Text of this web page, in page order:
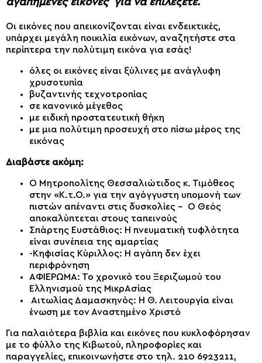
αγαπημένες εικόνες για να επιλέξετε.
Οι εικόνες που απεικονίζονται είναι ενδεικτικές,
υπάρχει μεγάλη ποικιλία εικόνων, αναζητήστε στα
περίπτερα την πολύτιμη εικόνα για εσάς!
όλες οι εικόνες είναι ξύλινες με ανάγλυφη
χρυσοτυπία
βυζαντινής τεχνοτροπίας
σε κανονικό μέγεθος
με ειδική προστατευτική θήκη
με μια πολύτιμη προσευχή στο πίσω μέρος της
εικόνας
Διαβάστε ακόμη:
Ο Μητροπολίτης Θεσσαλιώτιδος κ. Τιμόθεος
στην «Κ.τ.Ο.» για την αγόγγυστη υπομονή των
πιστών απέναντι στις δυσκολίες – Ο Θεός
αποκαλύπτεται στους ταπεινούς
Σπάρτης Ευστάθιος: Η πνευματική τυφλότητα
είναι συνέπεια της αμαρτίας
-Κηφισίας Κύριλλος: Η αγάπη δεν έχει
περιφρόνηση
ΑΦΙΕΡΩΜΑ: Το χρονικό του Ξεριζωμού του
Ελληνισμού της ΜικρΑσίας
Αιτωλίας Δαμασκηνός: Η Θ. Λειτουργία είναι
ένωση με τον Αναστημένο Χριστό
Για παλαιότερα βιβλία και εικόνες που κυκλοφόρησαν
με το φύλλο της Κιβωτού, πληροφορίες και
παραγγελίες, επικοινωνήστε στο τηλ. 210 6923211,